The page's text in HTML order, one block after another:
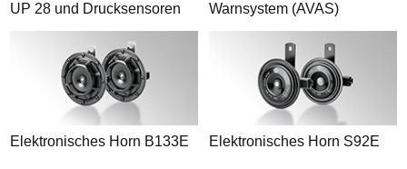
UP 28 und Drucksensoren
Warnsystem (AVAS)
Elektronisches Horn B133E Elektronisches Horn S92E